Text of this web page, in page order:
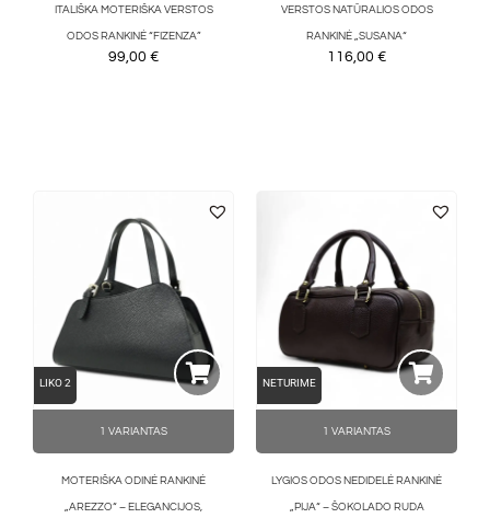
ITALIŠKA MOTERIŠKA VERSTOS
ODOS RANKINĖ “FIZENZA”
99,00 €
VERSTOS NATŪRALIOS ODOS
RANKINĖ „SUSANA“
116,00 €
LIKO 2
1 VARIANTAS
MOTERIŠKA ODINĖ RANKINĖ
„AREZZO“ – ELEGANCIJOS,
NETURIME
1 VARIANTAS
LYGIOS ODOS NEDIDELĖ RANKINĖ
„PIJA“ – ŠOKOLADO RUDA